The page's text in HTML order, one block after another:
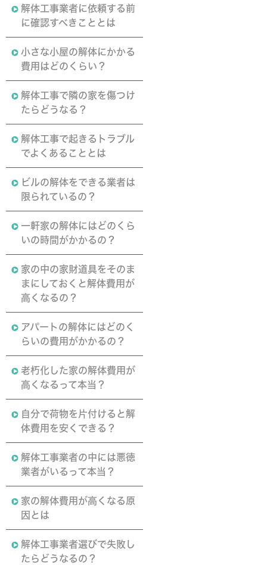
解体工事業者に依頼する前
に確認すべきこととは
小さな小屋の解体にかかる
費用はどのくらい？
解体工事で隣の家を傷つけ
たらどうなる？
解体工事で起きるトラブル
でよくあることとは
ビルの解体をできる業者は
限られているの？
一軒家の解体にはどのくら
いの時間がかかるの？
家の中の家財道具をそのま
まにしておくと解体費用が
高くなるの？
アパートの解体にはどのく
らいの費用がかかるの？
老朽化した家の解体費用が
高くなるって本当？
自分で荷物を片付けると解
体費用を安くできる？
解体工事業者の中には悪徳
業者がいるって本当？
家の解体費用が高くなる原
因とは
解体工事業者選びで失敗し
たらどうなるの？